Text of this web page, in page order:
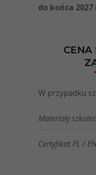
do końca 2027
CENA
W przypadku
Materiały
Certyfikat PL / EN